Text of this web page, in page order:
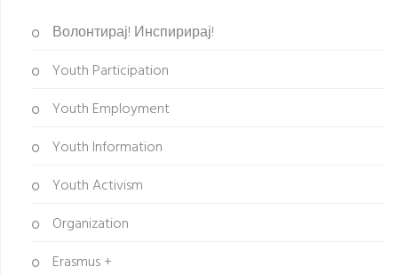
Волонтирај! Инспирирај!
Youth Participation
Youth Employment
Youth Information
Youth Activism
Organization
Erasmus +